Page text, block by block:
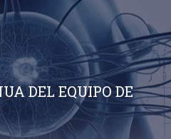
DEL EQUIPO DE